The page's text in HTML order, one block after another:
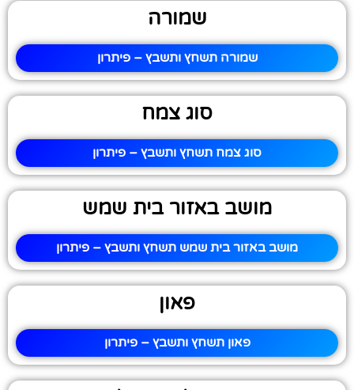
שמורה
שמורה תשחץ ותשבץ – פיתרון
סוג צמח
סוג צמח תשחץ ותשבץ – פיתרון
מושב באזור בית שמש
מושב באזור בית שמש תשחץ ותשבץ – פיתרון
פאון
פאון תשחץ ותשבץ – פיתרון